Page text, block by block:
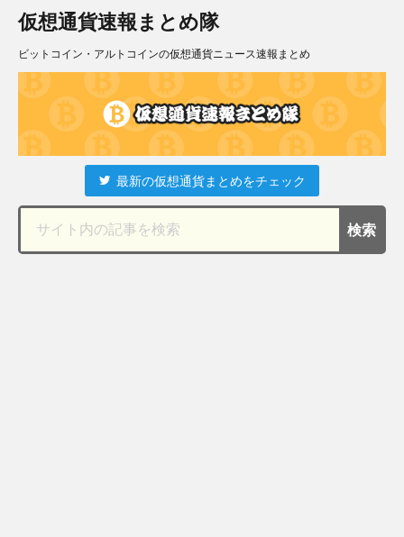
仮想通貨速報まとめ隊
ビットコイン・アルトコインの仮想通貨ニュース速報まとめ
最新の仮想通貨まとめをチェック